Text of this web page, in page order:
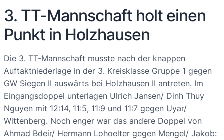
3. TT-Mannschaft holt einen
Punkt in Holzhausen
Die 3. TT-Mannschaft musste nach der knappen
Auftaktniederlage in der 3. Kreisklasse Gruppe 1 gegen
GW Siegen II auswärts bei Holzhausen II antreten. Im
Eingangsdoppel unterlagen Ulrich Jansen/ Dinh Thuy
Nguyen mit 12:14, 11:5, 11:9 und 11:7 gegen Uyar/
Wittenberg. Noch enger war das andere Doppel von
Ahmad Bdeir/ Hermann Lohoelter gegen Mengel/ Jakob: